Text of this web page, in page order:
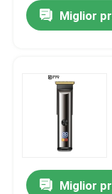
Miglior
Miglior